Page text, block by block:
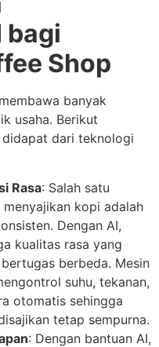
bagi
Shop
banyak
usaha. Berikut
dari teknologi
Rasa: Salah satu
kopi adalah
Dengan AI,
kualitas rasa yang
berbeda. Mesin
suhu, tekanan,
otomatis sehingga
tetap sempurna.
: Dengan bantuan AI,